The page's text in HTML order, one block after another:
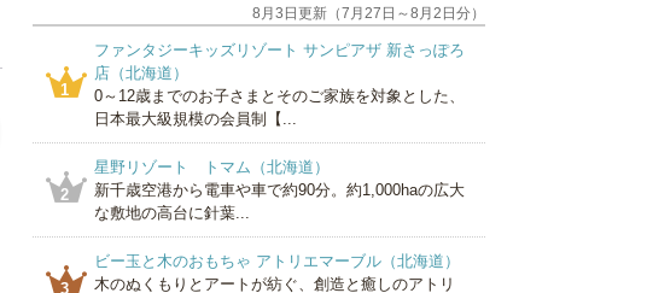
8月3日更新（7月27日～8月2日分）
1
ファンタジーキッズリゾート サンピアザ 新さっぽろ
店（北海道）
0～12歳までのお子さまとそのご家族を対象とした、
日本最大級規模の会員制【...
2
星野リゾート トマム（北海道）
新千歳空港から電車や車で約90分。約1,000haの広大
な敷地の高台に針葉...
3
ビー玉と木のおもちゃ アトリエマーブル（北海道）
木のぬくもりとアートが紡ぐ、創造と癒しのアトリ